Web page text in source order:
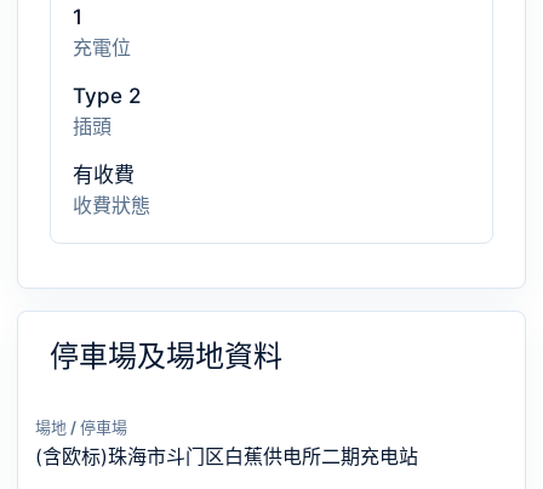
1
充電位
Type 2
插頭
有收費
收費狀態
停車場及場地資料
場地 / 停車場
(含欧标)珠海市斗门区白蕉供电所二期充电站